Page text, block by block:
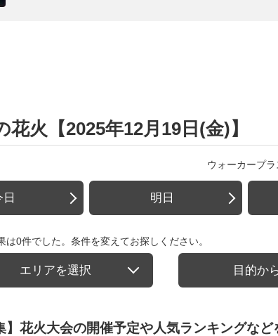
花火【2025年12月19日(金)】
ウォーカープ
明日
は0件でした。条件を変えてお探しください。
エリアを選択 目的か
】花火大会の開催予定や人気ランキングなど